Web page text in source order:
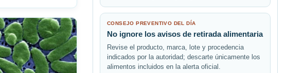
CONSEJO PREVENTIVO DEL DÍA
No ignore los avisos de retirada alimentaria
Revise el producto, marca, lote y procedencia
indicados por la autoridad; descarte únicamente los
alimentos incluidos en la alerta oficial.